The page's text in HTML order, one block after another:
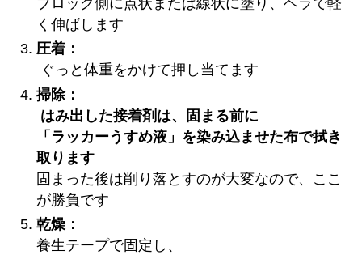
く伸ばします
圧着：
ぐっと体重をかけて押し当てます
掃除：
はみ出した接着剤は、固まる前に
「ラッカーうすめ液」を染み込ませた布で拭き
取ります
固まった後は削り落とすのが大変なので、ここ
が勝負です
乾燥：
養生テープで固定し、